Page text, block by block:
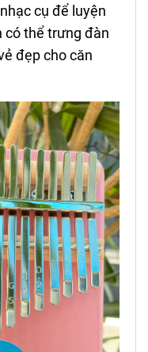
cụ để luyện
có thể trưng đàn
đẹp cho căn